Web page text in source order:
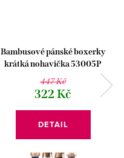
Bambusové pánské boxerky
krátká nohavička 53005P
447 Kč
322 Kč
DETAIL